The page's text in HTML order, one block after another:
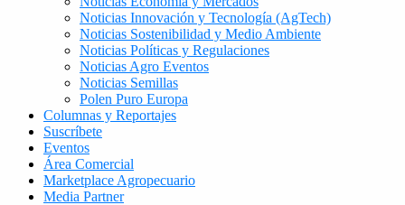
Noticias Innovación y Tecnología (AgTech)
Noticias Sostenibilidad y Medio Ambiente
Noticias Políticas y Regulaciones
Noticias Agro Eventos
Noticias Semillas
Polen Puro Europa
Columnas y Reportajes
Suscríbete
Eventos
Área Comercial
Marketplace Agropecuario
Media Partner